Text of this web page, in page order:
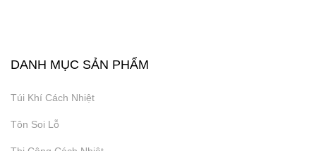
DANH MỤC SẢN PHẨM
Túi Khí Cách Nhiệt
Tôn Soi Lỗ